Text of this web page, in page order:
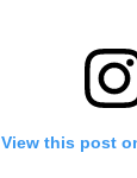
View this post